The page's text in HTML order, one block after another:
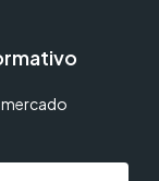
mercado